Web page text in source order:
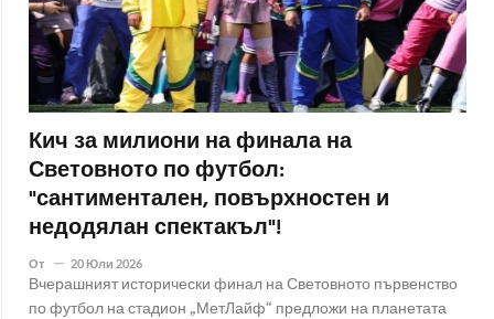
Кич за милиони на финала на
Световното по футбол:
"сантиментален, повърхностен и
недодялан спектакъл"!
От 20 Юли 2026
Вчерашният исторически финал на Световното първенство
по футбол на стадион „МетЛайф“ предложи на планетата